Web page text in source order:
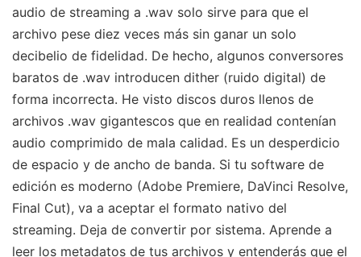
audio de streaming a .wav solo sirve para que el
archivo pese diez veces más sin ganar un solo
decibelio de fidelidad. De hecho, algunos conversores
baratos de .wav introducen dither (ruido digital) de
forma incorrecta. He visto discos duros llenos de
archivos .wav gigantescos que en realidad contenían
audio comprimido de mala calidad. Es un desperdicio
de espacio y de ancho de banda. Si tu software de
edición es moderno (Adobe Premiere, DaVinci Resolve,
Final Cut), va a aceptar el formato nativo del
streaming. Deja de convertir por sistema. Aprende a
leer los metadatos de tus archivos y entenderás que el